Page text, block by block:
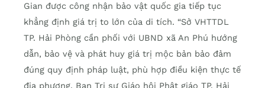
Gian được công nhận bảo vật quốc gia tiếp tục
khẳng định giá trị to lớn của di tích. “Sở VHTTDL
TP. Hải Phòng cần phối với UBND xã An Phú hướng
dẫn, bảo vệ và phát huy giá trị mộc bản bảo đảm
đúng quy định pháp luật, phù hợp điều kiện thực tế
địa phương. Ban Trị sự Giáo hội Phật giáo TP. Hải